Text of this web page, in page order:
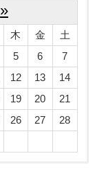
»
木 金
土
5 6
7
12 13
14
19 20
21
26 27
28